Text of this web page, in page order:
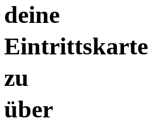
deine
Eintrittskarte
zu
über